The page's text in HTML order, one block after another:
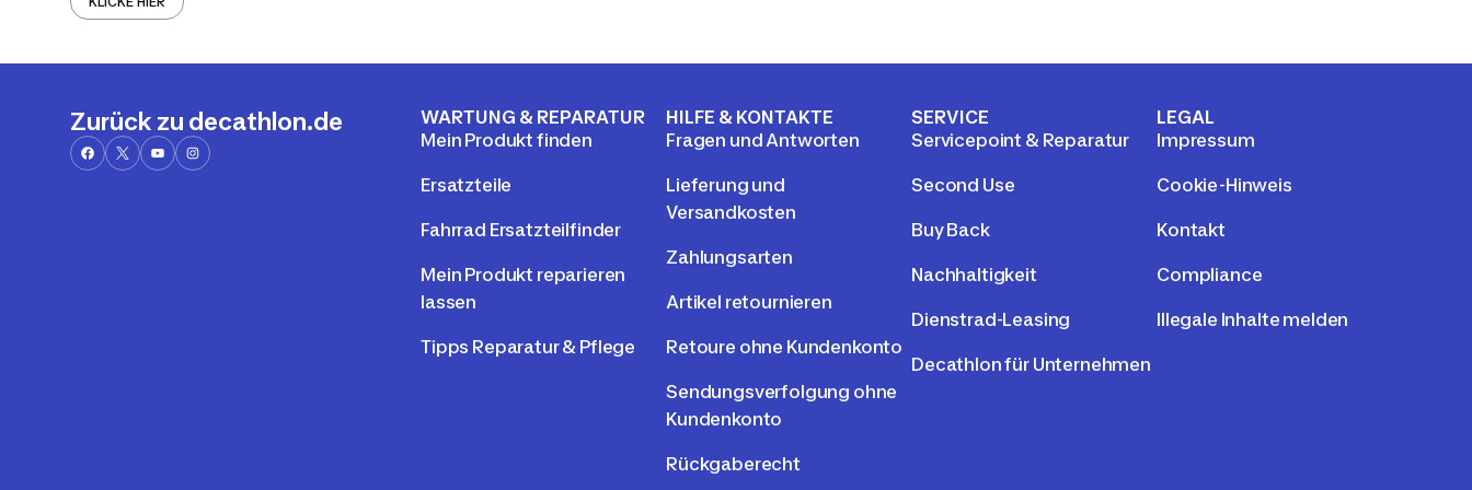
Zurück zu decathlon.de
WARTUNG & REPARATUR
Mein Produkt finden
Ersatzteile
Fahrrad Ersatzteilfinder
Mein Produkt reparieren
lassen
Tipps Reparatur & Pflege
HILFE & KONTAKTE
Fragen und Antworten
Lieferung und
Versandkosten
Zahlungsarten
Artikel retournieren
Retoure ohne Kundenkonto
Sendungsverfolgung ohne
Kundenkonto
Rückgaberecht
SERVICE
Servicepoint & Reparatur
Second Use
Buy Back
Nachhaltigkeit
Dienstrad-Leasing
Decathlon für Unternehmen
LEGAL
Impressum
Cookie-Hinweis
Kontakt
Compliance
Illegale Inhalte melden